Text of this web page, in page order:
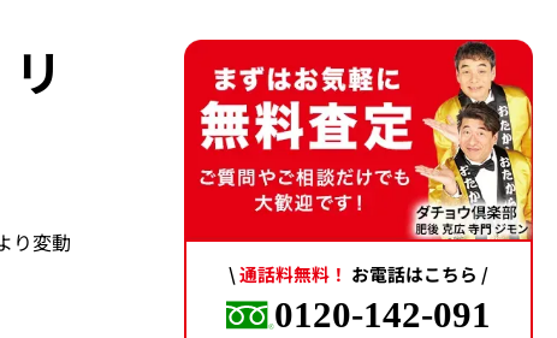
り変動
\通話料無料！ お電話はこちら /
0120-142-091